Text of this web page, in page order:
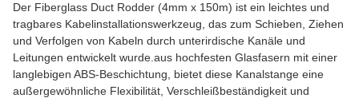
Der Fiberglass Duct Rodder (4mm x 150m) ist ein leichtes und
tragbares Kabelinstallationswerkzeug, das zum Schieben, Ziehen
und Verfolgen von Kabeln durch unterirdische Kanäle und
Leitungen entwickelt wurde.aus hochfesten Glasfasern mit einer
langlebigen ABS-Beschichtung, bietet diese Kanalstange eine
außergewöhnliche Flexibilität, Verschleißbeständigkeit und